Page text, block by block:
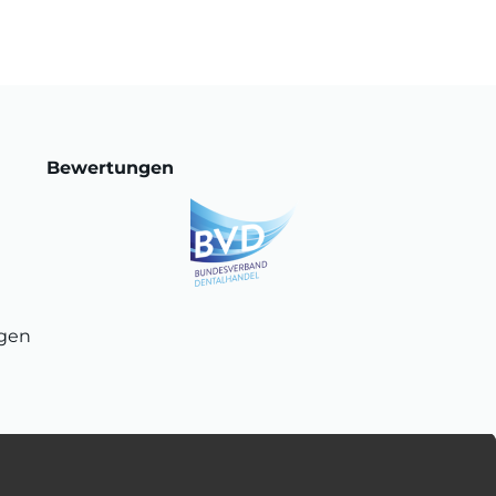
Bewertungen